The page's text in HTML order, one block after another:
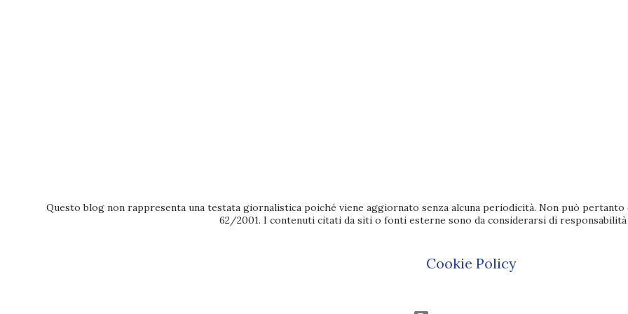
Questo blog non rappresenta una testata giornalistica poiché viene aggiornato senza alcuna periodicità. Non può
62/2001. I contenuti citati da siti o fonti esterne sono da considerarsi di
Cookie Policy